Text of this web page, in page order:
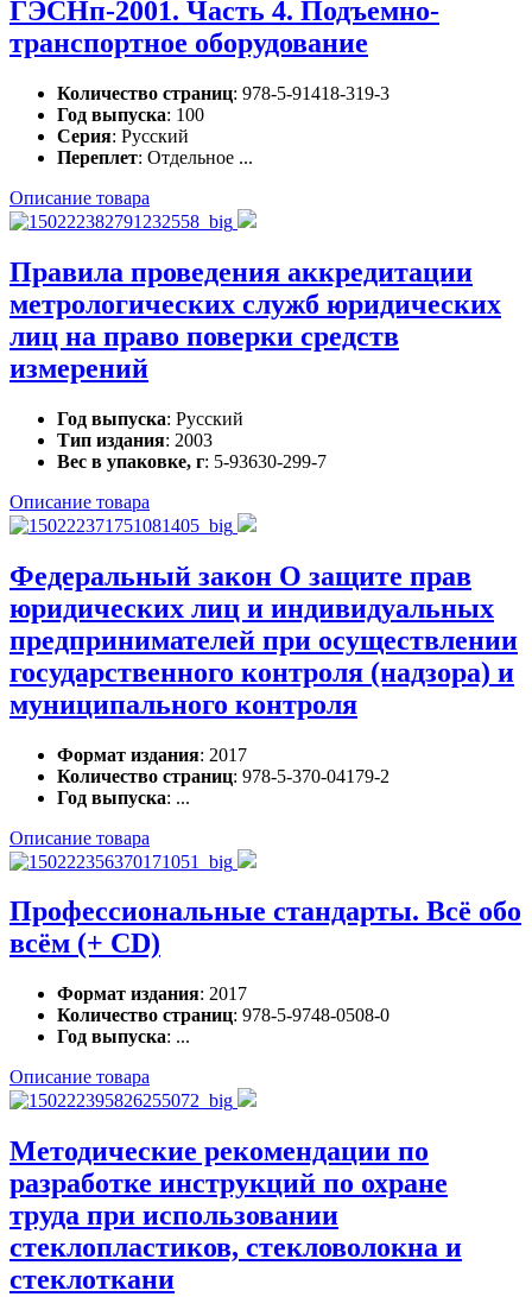
ГЭСНп-2001. Часть 4. Подъемно-
транспортное оборудование
Количество страниц: 978-5-91418-319-3
Год выпуска: 100
Серия: Русский
Переплет: Отдельное ...
Описание товара
Правила проведения аккредитации
метрологических служб юридических
лиц на право поверки средств
измерений
Год выпуска: Русский
Тип издания: 2003
Вес в упаковке, г: 5-93630-299-7
Описание товара
Федеральный закон О защите прав
юридических лиц и индивидуальных
предпринимателей при осуществлении
государственного контроля (надзора) и
муниципального контроля
Формат издания: 2017
Количество страниц: 978-5-370-04179-2
Год выпуска: ...
Описание товара
Профессиональные стандарты. Всё обо
всём (+ CD)
Формат издания: 2017
Количество страниц: 978-5-9748-0508-0
Год выпуска: ...
Описание товара
Методические рекомендации по
разработке инструкций по охране
труда при использовании
стеклопластиков, стекловолокна и
стеклоткани